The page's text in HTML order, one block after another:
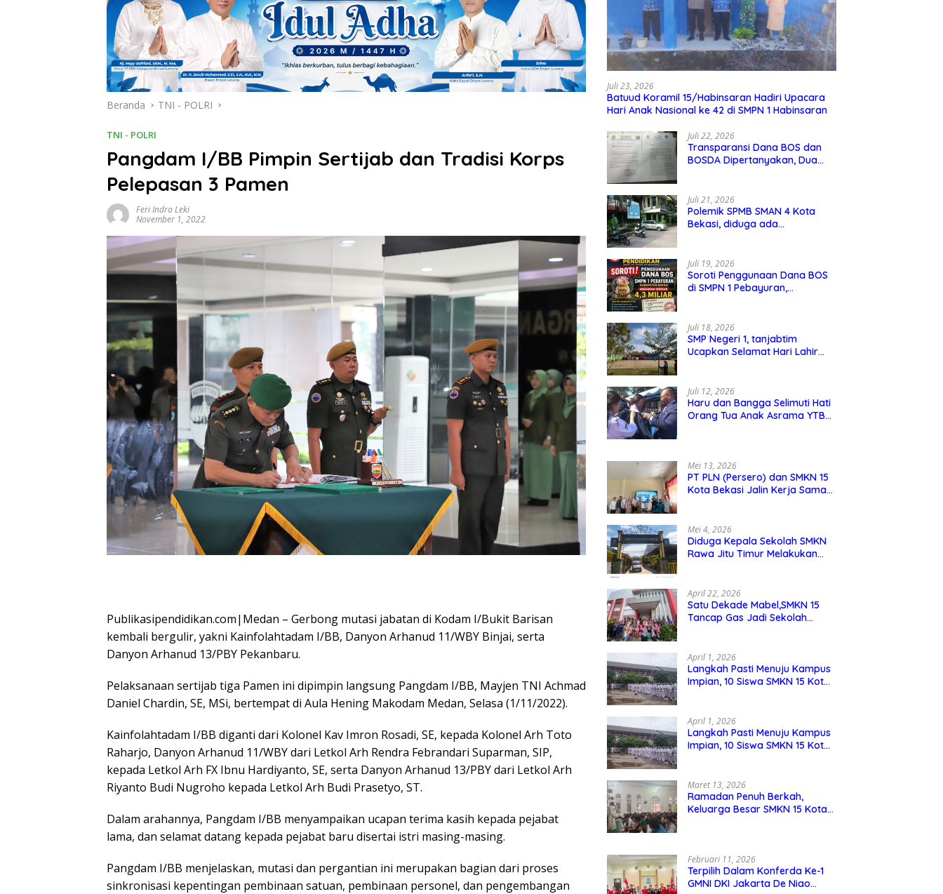
Beranda TNI - POLRI
TNI - POLRI
Pangdam I/BB Pimpin Sertijab dan Tradisi Korps
Pelepasan 3 Pamen
Feri Indra Leki
November 1, 2022
Publikasipendidikan.com|Medan – Gerbong mutasi jabatan di Kodam I/Bukit Barisan
kembali bergulir, yakni Kainfolahtadam I/BB, Danyon Arhanud 11/WBY Binjai, serta
Danyon Arhanud 13/PBY Pekanbaru.
Pelaksanaan sertijab tiga Pamen ini dipimpin langsung Pangdam I/BB, Mayjen TNI Achmad
Daniel Chardin, SE, MSi, bertempat di Aula Hening Makodam Medan, Selasa (1/11/2022).
Kainfolahtadam I/BB diganti dari Kolonel Kav Imron Rosadi, SE, kepada Kolonel Arh Toto
Raharjo, Danyon Arhanud 11/WBY dari Letkol Arh Rendra Febrandari Suparman, SIP,
kepada Letkol Arh FX Ibnu Hardiyanto, SE, serta Danyon Arhanud 13/PBY dari Letkol Arh
Riyanto Budi Nugroho kepada Letkol Arh Budi Prasetyo, ST.
Dalam arahannya, Pangdam I/BB menyampaikan ucapan terima kasih kepada pejabat
lama, dan selamat datang kepada pejabat baru disertai istri masing-masing.
Pangdam I/BB menjelaskan, mutasi dan pergantian ini merupakan bagian dari proses
sinkronisasi kepentingan pembinaan satuan, pembinaan personel, dan pengembangan
Juli 23, 2026
Batuud Koramil 15/Habinsaran Hadiri Upacara
Hari Anak Nasional ke 42 di SMPN 1 Habinsaran
Juli 22, 2026
Transparansi Dana BOS dan
BOSDA Dipertanyakan, Dua
Informasi ke PPID Dinas
Pendidikan
Juli 21, 2026
Polemik SPMB SMAN 4 Kota
Bekasi, diduga ada
masyarakat
Juli 19, 2026
Soroti Penggunaan Dana BOS
di SMPN 1 Pebayuran,
Juli 18, 2026
SMP Negeri 1, tanjabtim
Ucapkan Selamat Hari Lahir
Juli 12, 2026
Haru dan Bangga Selimuti Hati
Orang Tua Anak Asrama YTBS
Mei 13, 2026
PT PLN (Persero) dan SMKN 15
Kota Bekasi Jalin Kerja Sama
Mei 4, 2026
Diduga Kepala Sekolah SMKN
Rawa Jitu Timur Melakukan
April 22, 2026
Satu Dekade Mabel,SMKN 15
Tancap Gas Jadi Sekolah
April 1, 2026
Langkah Pasti Menuju Kampus
Impian, 10 Siswa SMKN 15 Kota
April 1, 2026
Langkah Pasti Menuju Kampus
Impian, 10 Siswa SMKN 15 Kota
Maret 13, 2026
Ramadan Penuh Berkah,
Keluarga Besar SMKN 15 Kota
Februari 11, 2026
Terpilih Dalam Konferda Ke-1
GMNI DKI Jakarta De Niao